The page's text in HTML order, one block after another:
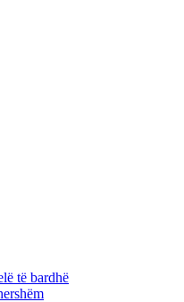
të bardhë